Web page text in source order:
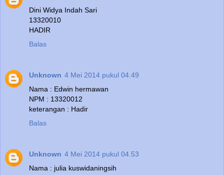
Dini Widya Indah Sari
13320010
HADIR
Balas
Unknown 4 Mei 2014 pukul 04.49
Nama : Edwin hermawan
NPM : 13320012
keterangan : Hadir
Balas
Unknown 4 Mei 2014 pukul 04.53
Nama : julia kuswidaningsih